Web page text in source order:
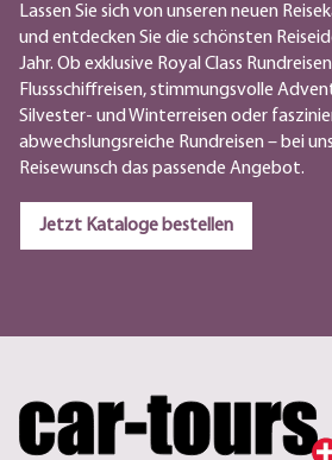
Lassen Sie sich von unseren neuen
und entdecken Sie die schönsten
Jahr. Ob exklusive Royal Class
Flussschiffreisen, stimmungsvolle
Silvester- und Winterreisen oder
abwechslungsreiche Rundreisen – bei
Reisewunsch das passende Angebot.
Jetzt Kataloge bestellen